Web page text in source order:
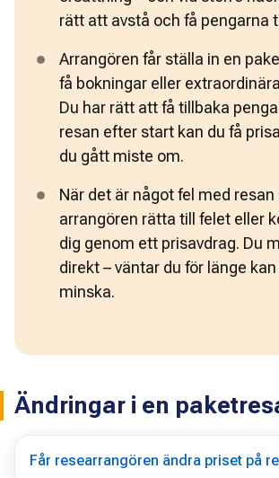
rätt att avstå och få pengarna
Arrangören får ställa in en
få bokningar eller
Du har rätt att få tillbaka
resan efter start kan du få
du gått miste om.
När det är något fel med resan
arrangören rätta till felet eller
dig genom ett prisavdrag. Du
direkt – väntar du för länge
minska.
Ändringar i en
Får researrangören ändra priset på